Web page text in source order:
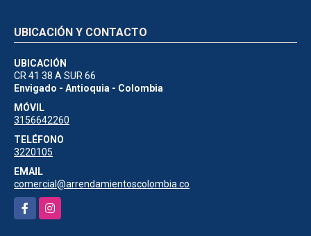
UBICACIÓN Y CONTACTO
UBICACIÓN
CR 41 38 A SUR 66
Envigado - Antioquia - Colombia
MÓVIL
3156642260
TELÉFONO
3220105
EMAIL
comercial@arrendamientoscolombia.co
FacebookInstagram